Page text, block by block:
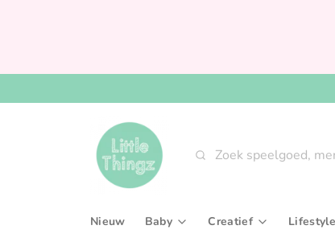
Zoeken
Nieuw Baby Creatief Lifestyle